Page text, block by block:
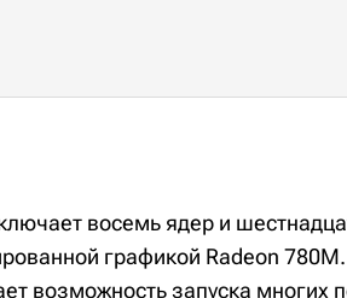
восемь ядер и
графикой Radeon
возможность запуска многих